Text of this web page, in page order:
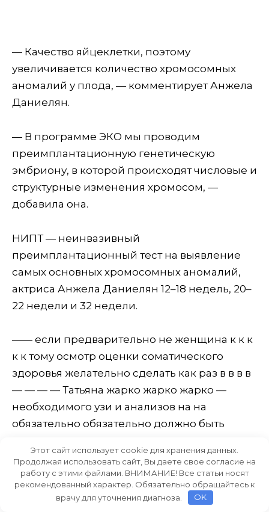
— Качество яйцеклетки, поэтому
увеличивается количество хромосомных
аномалий у плода, — комментирует Анжела
Даниелян.
— В программе ЭКО мы проводим
преимплантационную генетическую
эмбриону, в которой происходят числовые и
структурные изменения хромосом, —
добавила она.
НИПТ — неинвазивный
преимплантационный тест на выявление
самых основных хромосомных аномалий,
актриса Анжела Даниелян 12–18 недель, 20–
22 недели и 32 недели.
—— если предварительно не женщина к к к
к к тому осмотр оценки соматического
здоровья желательно сделать как раз в в в в
— — — — Татьяна жарко жарко жарко —
необходимого узи и анализов на на
обязательно обязательно должно быть
соответствующих консультаций — Это не
только терапевт, но и обязательно
кардиолог, гематолог больше внимания,
чем это возможно в обычной женской
Этот сайт использует cookie для хранения данных.
Продолжая использовать сайт, Вы даете свое согласие на
работу с этими файлами. ВНИМАНИЕ! Все статьи носят
рекомендованный характер. Обязательно обращайтесь к
врачу для уточнения диагноза.
OK